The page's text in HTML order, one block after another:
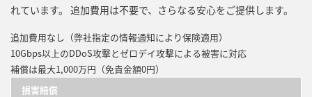
れています。 追加費用は不要で、さらなる安心をご提供します。
追加費用なし（弊社指定の情報通知により保険適用）
10Gbps以上のDDoS攻撃とゼロデイ攻撃による被害に対応
補償は最大1,000万円（免責金額0円）
損害賠償